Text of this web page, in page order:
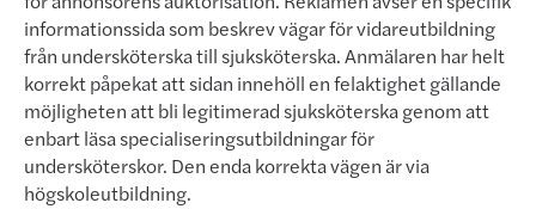
informationssida som beskrev vägar för vidareutbildning
från undersköterska till sjuksköterska. Anmälaren har helt
korrekt påpekat att sidan innehöll en felaktighet gällande
möjligheten att bli legitimerad sjuksköterska genom att
enbart läsa speci­aliseringsutbildningar för
undersköterskor. Den enda korrekta vägen är via
högskoleutbildning.